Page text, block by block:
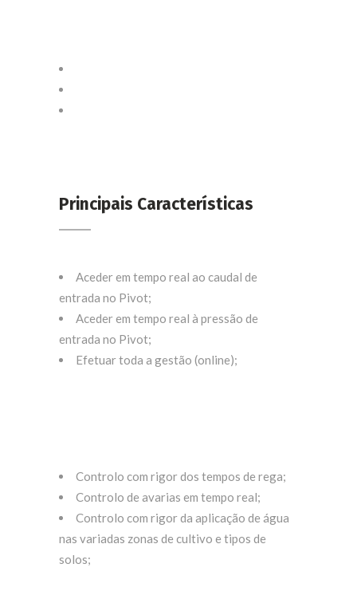
Principais Características
Aceder em tempo real ao caudal de
entrada no Pivot;
Aceder em tempo real à pressão de
entrada no Pivot;
Efetuar toda a gestão (online);
Controlo com rigor dos tempos de rega;
Controlo de avarias em tempo real;
Controlo com rigor da aplicação de água
nas variadas zonas de cultivo e tipos de
solos;